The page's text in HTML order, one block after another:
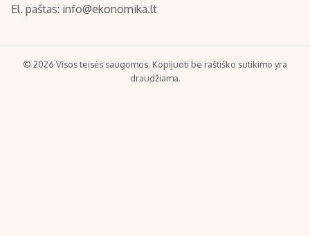
El. paštas: info@ekonomika.lt
© 2026 Visos teisės saugomos. Kopijuoti be raštiško sutikimo yra
draudžiama.